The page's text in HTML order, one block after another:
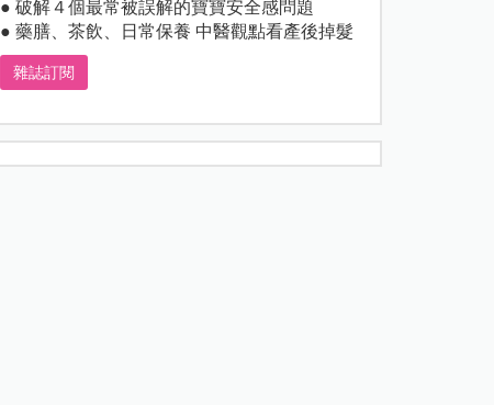
● 破解４個最常被誤解的寶寶安全感問題
● 藥膳、茶飲、日常保養 中醫觀點看產後掉髮
雜誌訂閱